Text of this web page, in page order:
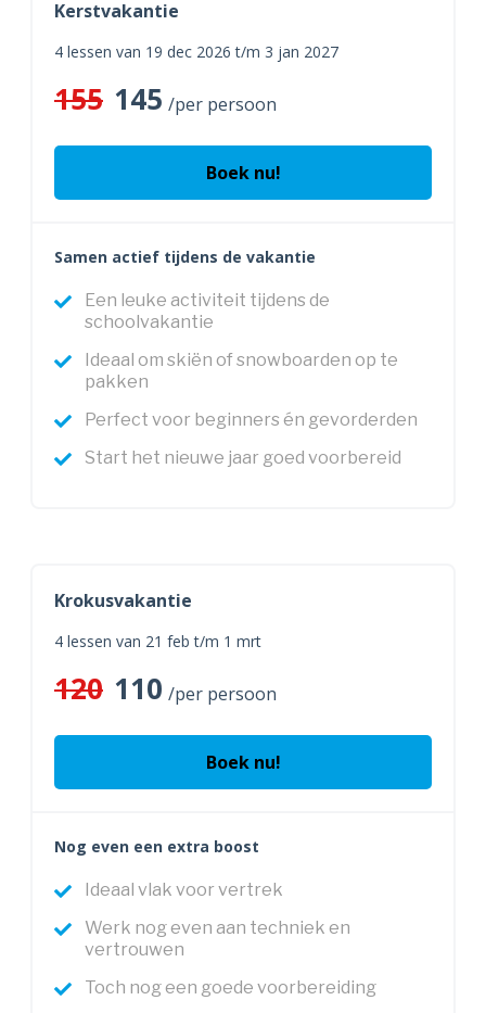
Kerstvakantie
4 lessen van 19 dec 2026 t/m 3 jan 2027
155 145 /per persoon
Boek nu!
Samen actief tijdens de vakantie
Een leuke activiteit tijdens de
schoolvakantie
Ideaal om skiën of snowboarden op te
pakken
Perfect voor beginners én gevorderden
Start het nieuwe jaar goed voorbereid
Krokusvakantie
4 lessen van 21 feb t/m 1 mrt
120 110 /per persoon
Boek nu!
Nog even een extra boost
Ideaal vlak voor vertrek
Werk nog even aan techniek en
vertrouwen
Toch nog een goede voorbereiding